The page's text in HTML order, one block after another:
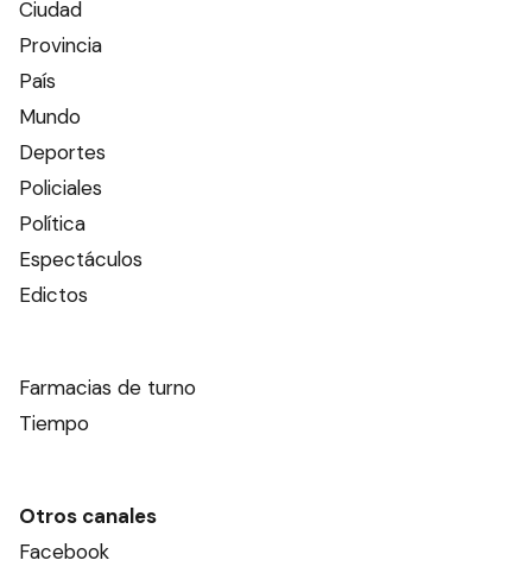
Ciudad
Provincia
País
Mundo
Deportes
Policiales
Política
Espectáculos
Edictos
Farmacias de turno
Tiempo
Otros canales
Facebook